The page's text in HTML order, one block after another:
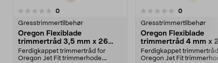
0anmeldelser
Gresstrimmertilbehør
Oregon Flexiblade
trimmertråd 3,5 mm x 26
cm, 20-pakning
Ferdigkappet trimmertråd for
Oregon Jet Fit trimmerhode.
0.0 av 5 stjerner 0anmeldelser
Gresstrimmertilbehør
Oregon Flexiblade
trimmertråd 4 mm x
20-pakning
Ferdigkappet
Oregon Jet Fit